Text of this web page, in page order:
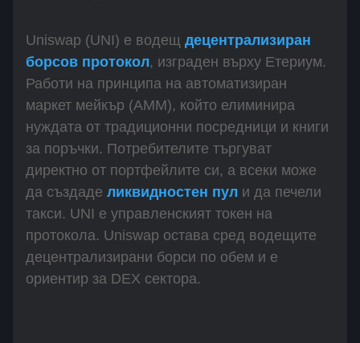
Uniswap (UNI) е водещ децентрализиран
борсов протокол, изграден върху Етериум.
Работи на принципа на автоматизиран
маркет мейкър (AMM), който елиминира
нуждата от традиционни посредници и книги
за поръчки. Потребителите търгуват
директно от портфейлите си, а всеки може
да създаде ликвидностен пул и да печели
такси. UNI е управленският токен на
протокола. Uniswap остава сред водещите
децентрализирани борси по обем и е
ориентир за DEX сектора.